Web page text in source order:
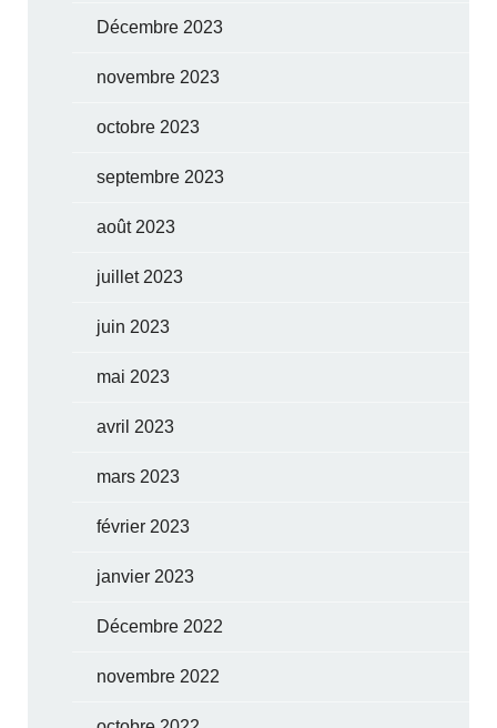
Décembre 2023
novembre 2023
octobre 2023
septembre 2023
août 2023
juillet 2023
juin 2023
mai 2023
avril 2023
mars 2023
février 2023
janvier 2023
Décembre 2022
novembre 2022